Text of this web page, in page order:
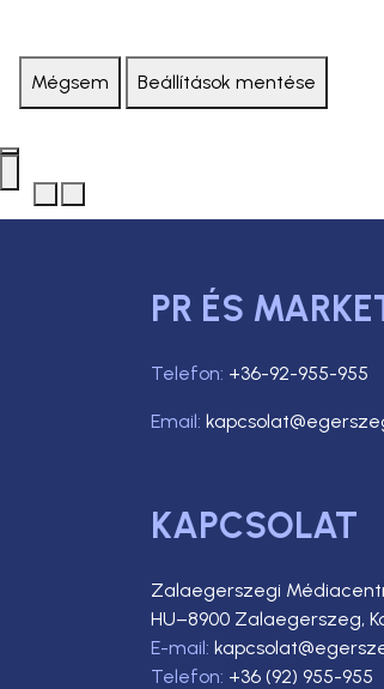
Mégsem Beállítások mentése
PR ÉS
Telefon: +36-92-955-955
Email:
KAPCSOLAT
Zalaegerszegi
HU–8900 Zalaegerszeg,
E-mail:
Telefon: +36 (92) 955-955